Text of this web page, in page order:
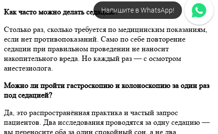
Как часто можно делать седацию?
Столько раз, сколько требуется по медицинским показаниям,
если нет противопоказаний. Само по себе повторение
седации при правильном проведении не наносит
накопительного вреда. Но каждый раз — с осмотром
анестезиолога.
Можно ли пройти гастроскопию и колоноскопию за один раз
под седацией?
Да, это распространённая практика и частый запрос
пациентов. Два исследования проводятся за одну седацию —
вы переносите оба за один спокойный сон, а не два
Напишите в WhatsApp!